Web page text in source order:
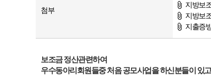
첨부
지방보
지방보
지출증
보조금 정산관련하여
우수동아리회원들중 처음 공모사업을 하신분들이 있고